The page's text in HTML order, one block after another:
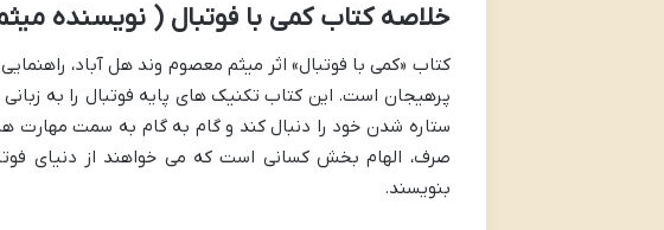
خلاصه کتاب کمی با فوتبال ( نویسنده
کتاب «کمی با فوتبال» اثر میثم معصوم وند هل آباد،
پرهیجان است. این کتاب تکنیک های پایه فوتبال را به
ستاره شدن خود را دنبال کند و گام به گام به سمت مهارت
صرف، الهام بخش کسانی است که می خواهند از دنیای
بنویسند.